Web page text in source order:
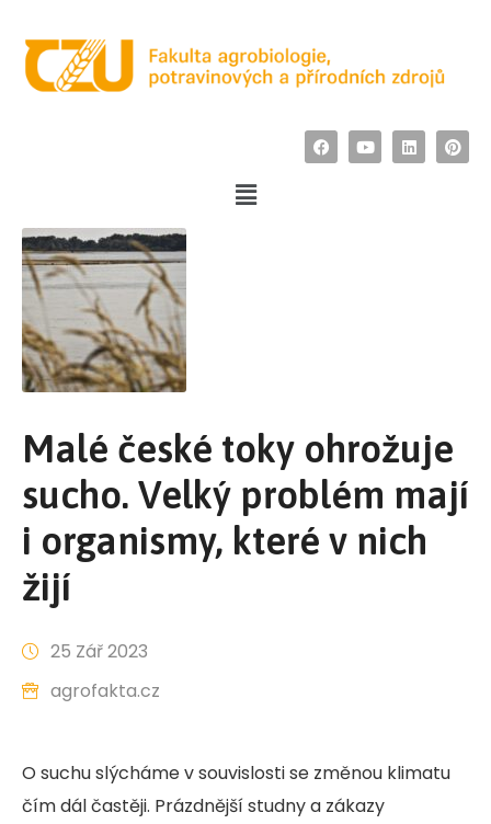
Malé české toky ohrožuje
sucho. Velký problém mají
i organismy, které v nich
žijí
25 Zář 2023
agrofakta.cz
O suchu slýcháme v souvislosti se změnou klimatu
čím dál častěji. Prázdnější studny a zákazy